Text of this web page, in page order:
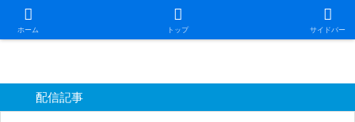
ホーム トップ サイドバー
日本第一！ニュース録
配信記事